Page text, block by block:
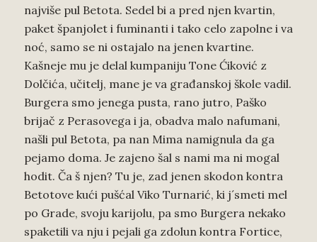
najviše pul Betota. Sedel bi a pred njen kvartin,
paket španjolet i fuminanti i tako celo zapolne i va
noć, samo se ni ostajalo na jenen kvartine.
Kašneje mu je delal kumpaniju Tone Ćiković z
Dolčića, učitelj, mane je va građanskoj škole vadil.
Burgera smo jenega pusta, rano jutro, Paško
brijač z Perasovega i ja, obadva malo nafumani,
našli pul Betota, pa nan Mima namignula da ga
pejamo doma. Je zajeno šal s nami ma ni mogal
hodit. Ča š njen? Tu je, zad jenen skodon kontra
Betotove kući pušćal Viko Turnarić, ki j´smeti mel
po Grade, svoju karijolu, pa smo Burgera nekako
spaketili va nju i pejali ga zdolun kontra Fortice,